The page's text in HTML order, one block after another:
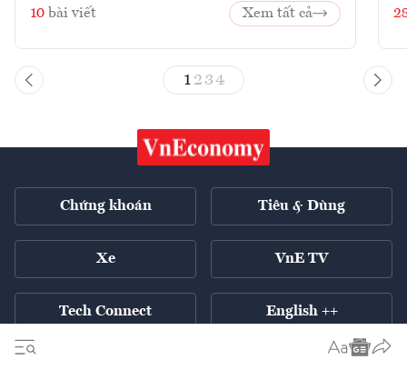
10 bài viết Xem tất cả
1 23 4
Chứng khoán Tiêu & Dùng
Xe VnE TV
Tech Connect English ++